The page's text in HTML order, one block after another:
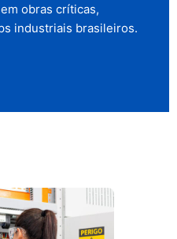
obras críticas,
industriais brasileiros.